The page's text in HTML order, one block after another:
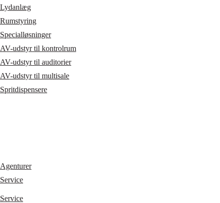
Lydanlæg
Rumstyring
Specialløsninger
AV-udstyr til kontrolrum
AV-udstyr til auditorier
AV-udstyr til multisale
Spritdispensere
Agenturer
Service
Service